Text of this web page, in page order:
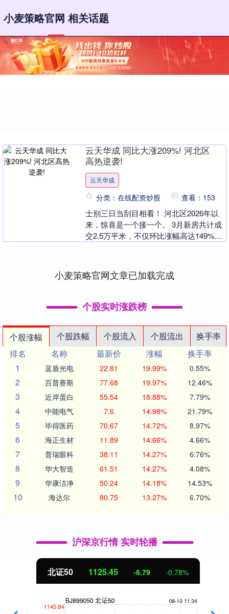
小麦策略官网 相关话题
云天华成 同比大涨209%! 河北区
高热逆袭!
云天华成
分类：在线配资炒股 查看：153
士别三日当刮目相看！ 河北区2026年以
来，惊喜是一个接一个。 3月新房共计成
交2.5万平米，不仅环比涨幅高达149%，
小麦策略官网文章已加载完成
个股实时涨跌榜
个股涨幅 个股跌幅 个股流入 个股流出
换手率
排名
名称 最新价 涨幅
换手率
1
蓝盾光电 22.81 19.99% 0.55%
2 百普赛斯 77.68 19.97% 12.46%
3 近岸蛋白 55.54 18.88% 7.79%
4 中能电气 7.6 14.98% 21.79%
5 毕得医药 70.67 14.72% 8.97%
6 海正生材 11.89 14.66% 4.66%
7 普瑞眼科 38.11 14.27% 6.76%
8 华大智造 61.51 14.27% 4.08%
9 华康洁净 50.24 14.18% 14.53%
10 海达尔 80.75 13.27% 6.70%
沪深京行情 实时轮播
北证50 1125.45 -8.79 -0.78%